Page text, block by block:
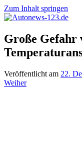
Zum Inhalt springen
Autonews-
123.de
Autonews
mit
Charme
Große Gefahr
Veröffentlicht am 22.
Weiher